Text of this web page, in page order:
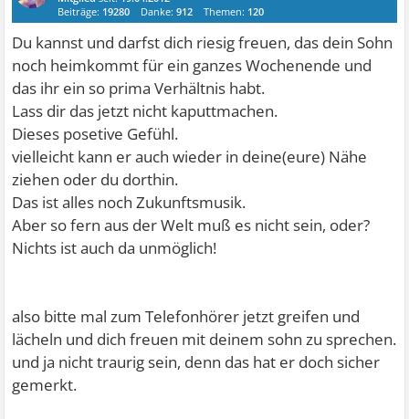
Beiträge: 19280 Danke:912 Themen: 120
Du kannst und darfst dich riesig freuen, das dein Sohn
noch heimkommt für ein ganzes Wochenende und
das ihr ein so prima Verhältnis habt.
Lass dir das jetzt nicht kaputtmachen.
Dieses posetive Gefühl.
vielleicht kann er auch wieder in deine(eure) Nähe
ziehen oder du dorthin.
Das ist alles noch Zukunftsmusik.
Aber so fern aus der Welt muß es nicht sein, oder?
Nichts ist auch da unmöglich!
also bitte mal zum Telefonhörer jetzt greifen und
lächeln und dich freuen mit deinem sohn zu sprechen.
und ja nicht traurig sein, denn das hat er doch sicher
gemerkt.